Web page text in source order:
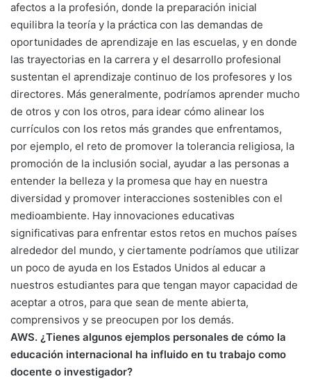
afectos a la profesión, donde la preparación inicial
equilibra la teoría y la práctica con las demandas de
oportunidades de aprendizaje en las escuelas, y en donde
las trayectorias en la carrera y el desarrollo profesional
sustentan el aprendizaje continuo de los profesores y los
directores. Más generalmente, podríamos aprender mucho
de otros y con los otros, para idear cómo alinear los
currículos con los retos más grandes que enfrentamos,
por ejemplo, el reto de promover la tolerancia religiosa, la
promoción de la inclusión social, ayudar a las personas a
entender la belleza y la promesa que hay en nuestra
diversidad y promover interacciones sostenibles con el
medioambiente. Hay innovaciones educativas
significativas para enfrentar estos retos en muchos países
alrededor del mundo, y ciertamente podríamos que utilizar
un poco de ayuda en los Estados Unidos al educar a
nuestros estudiantes para que tengan mayor capacidad de
aceptar a otros, para que sean de mente abierta,
comprensivos y se preocupen por los demás.
AWS. ¿Tienes algunos ejemplos personales de cómo la
educación internacional ha influido en tu trabajo como
docente o investigador?